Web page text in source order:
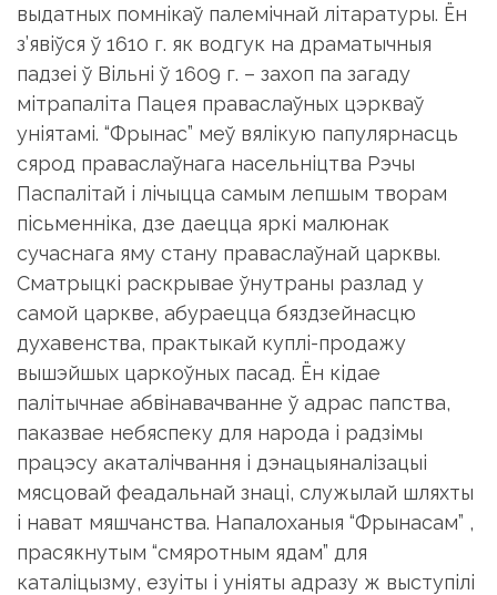
выдатных помнiкаў палемiчнай лi­таратуры. Ён
з’явiўся ў 1610 г. як водгук на драматычныя
падзеi ў Вiльнi ў 1609 г. – захоп па загаду
мiтрапалiта Пацея праваслаўных цэркваў
унiятамi. “Фрынас” меў вялiкую папулярнасць
сярод праваслаўнага насельнiцтва Рэчы
Паспалiтай i лiчыцца самым лепшым творам
пiсьменнiка, дзе даецца яркi малюнак
сучаснага яму стану праваслаўнай царквы.
Смат­рыцкi раскрывае ўнутраны разлад у
самой царкве, абураецца бяздзейнасцю
духавенства, практыкай куплi-продажу
вышэйшых царкоўных пасад. Ён кiдае
палiтычнае абвiнавачванне ў адрас папства,
паказвае небяспеку для народа i радзiмы
працэсу акаталiчвання i дэнацыяналiзацыi
мясцовай феадальнай знацi, служылай шляхты
i нават мяшчанства. Напалоханыя “Фрынасам” ,
прасякнутым “смяротным ядам” для
каталiцызму, езуiты i унiяты адразу ж выступiлi